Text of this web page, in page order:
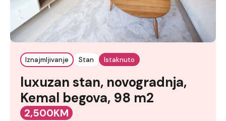
Iznajmljivanje Stan Istaknuto
luxuzan stan, novogradnja,
Kemal begova, 98 m2
2,500KM